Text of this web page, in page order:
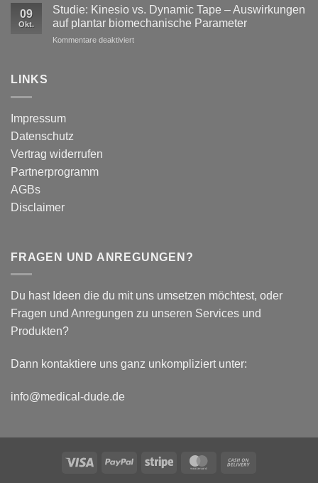
Tape
Kinesiotape
–
09
Okt.
Studie: Kinesio vs. Dynamic Tape – Auswirkungen
auf plantar biomechanische Parameter
Kommentare deaktiviertfür
LINKS
Impressum
Datenschutz
Vertrag widerrufen
Partnerprogramm
AGBs
Disclaimer
FRAGEN UND ANREGUNGEN?
Du hast Ideen die du mit uns umsetzen möchtest, oder
Fragen und Anregungen zu unseren Services und
Produkten?
Dann kontaktiere uns ganz unkompliziert unter:
info@medical-dude.de
Visa PayPal Stripe MasterCard